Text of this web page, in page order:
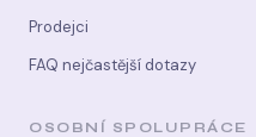
Prodejci
FAQ nejčastější dotazy
OSOBNÍ SPOLUPRÁCE